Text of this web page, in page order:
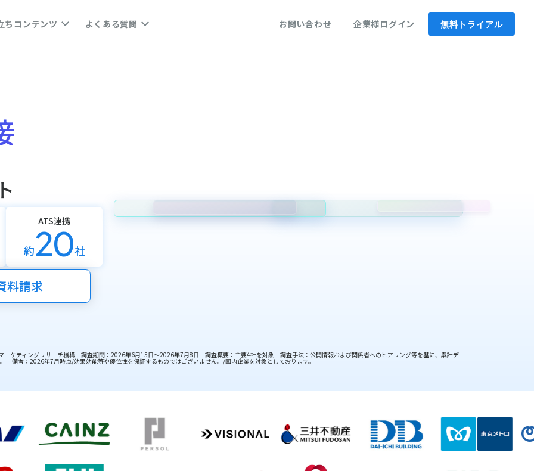
ちコンテンツ よくある質問 お問い合わせ 企業様ログイン 無料トライアル
ATS連携
約20社
料請求
ケティングリサーチ機構 調査期間：2026年6月15日～2026年7月8日 調査概要：主要4社を対象 調査手法：公開情報および関係者へのヒアリング等を基に、累計デ
備考：2026年7月時点/効果効能等や優位性を保証するものではございません。/国内企業を対象としております。